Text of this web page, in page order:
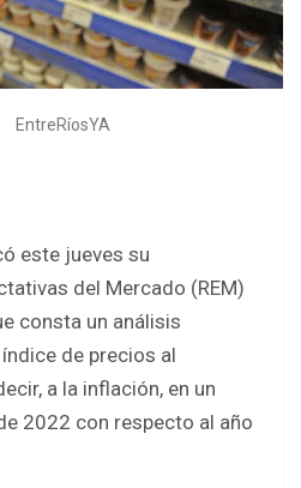
EntreRíosYA
este jueves su
del Mercado (REM)
consta un análisis
de precios al
a la inflación, en un
2022 con respecto al año